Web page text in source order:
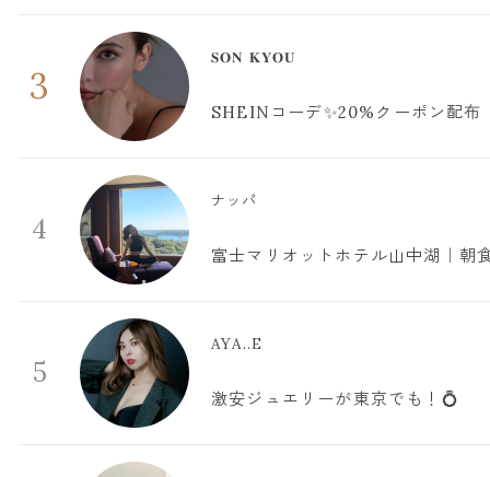
3
𝐒𝐎𝐍 𝐊𝐘𝐎𝐔
SHEINコーデ✨20%クーポン配布
4
ナッパ
富士マリオットホテル山中湖｜朝
5
AYA..E
激安ジュエリーが東京でも！💍